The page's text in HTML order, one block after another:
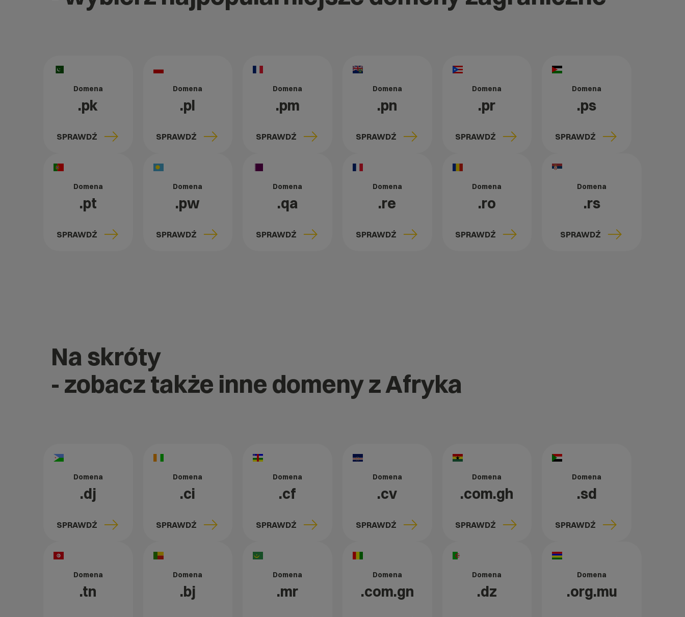
Domena
.pk
SPRAWDŹ
Domena
.pl
SPRAWDŹ
Domena
.pm
SPRAWDŹ
Domena
.pn
SPRAWDŹ
Domena
.pr
SPRAWDŹ
Domena
.ps
SPRAWDŹ
Domena
.pt
SPRAWDŹ
Domena
.pw
SPRAWDŹ
Domena
.qa
SPRAWDŹ
Domena
.re
SPRAWDŹ
Domena
.ro
SPRAWDŹ
Domena
.rs
SPRAWDŹ
Na skróty
- zobacz także inne domeny z Afryka
Domena
.dj
SPRAWDŹ
Domena
.ci
SPRAWDŹ
Domena
.cf
SPRAWDŹ
Domena
.cv
SPRAWDŹ
Domena
.com.gh
SPRAWDŹ
Domena
.sd
SPRAWDŹ
Domena
.tn
Domena
.bj
Domena
.mr
Domena
.com.gn
Domena
.dz
Domena
.org.mu